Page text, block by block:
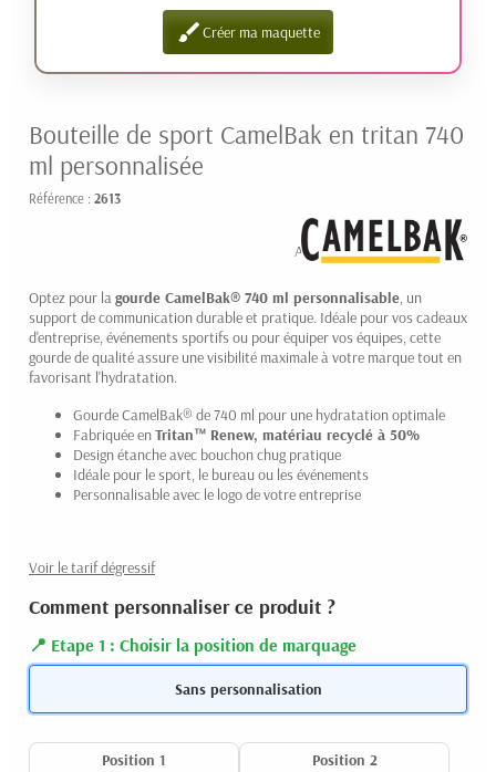
brushCréer ma maquette
Bouteille de sport CamelBak en tritan 740
ml personnalisée
Référence : 2613
A partir de 14.98 € HT
Optez pour la gourde CamelBak® 740 ml personnalisable , un
support de communication durable et pratique. Idéale pour vos cadeaux
d'entreprise, événements sportifs ou pour équiper vos équipes, cette
gourde de qualité assure une visibilité maximale à votre marque tout en
favorisant l'hydratation.
Gourde CamelBak® de 740 ml pour une hydratation optimale
Fabriquée enTritan™ Renew, matériau recyclé à 50%
Design étanche avec bouchon chug pratique
Idéale pour le sport, le bureau ou les événements
Personnalisable avec le logo de votre entreprise
Voir le tarif dégressif
Comment personnaliser ce produit ?
Etape 1 : Choisir la position de marquage
Sans personnalisation
Position 1 Position 2